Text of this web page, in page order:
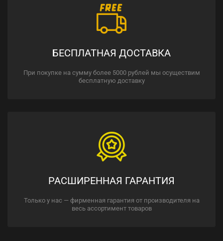
БЕСПЛАТНАЯ ДОСТАВКА
При покупке на сумму более 5000 рублей мы осуществим
бесплатную доставку
РАСШИРЕННАЯ ГАРАНТИЯ
Только у нас — фирменная гарантия от производителя на
весь ассортимент товаров